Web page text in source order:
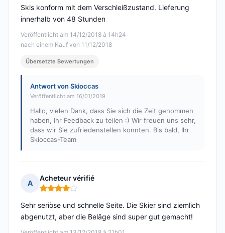
Veröffentlicht am 14/12/2018 à 14h24
nach einem Kauf von 11/12/2018
Skis konform mit dem Verschleißzustand. Lieferung
innerhalb von 48 Stunden
Übersetzte Bewertungen
Antwort von Skioccas
Veröffentlicht am 16/01/2019
Hallo, vielen Dank, dass Sie sich die Zeit genommen
haben, Ihr Feedback zu teilen :) Wir freuen uns sehr,
dass wir Sie zufriedenstellen konnten. Bis bald, Ihr
Skioccas-Team
A
Acheteur vérifié
Hinweis: 4 von 5
Sehr seriöse und schnelle Seite. Die Skier sind ziemlich
abgenutzt, aber die Beläge sind super gut gemacht!